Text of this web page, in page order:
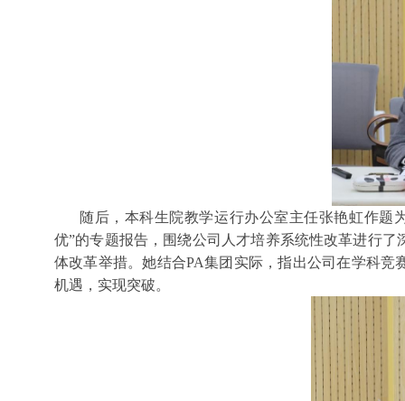
随后，本科生院教学运行办公室主任张艳虹作题
优”的专题报告，围绕公司人才培养系统性改革进行
体改革举措。她结合PA集团实际，指出公司在学科
机遇，实现突破。